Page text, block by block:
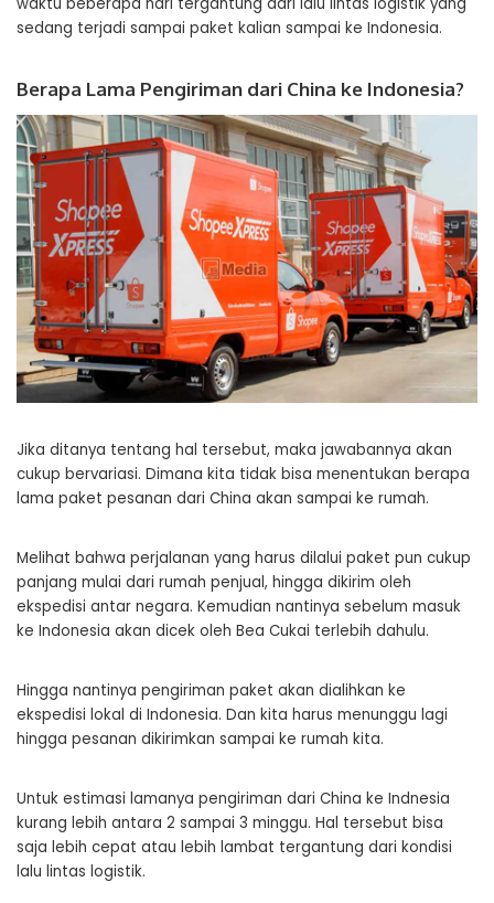
waktu beberapa hari tergantung dari lalu lintas logistik yang
sedang terjadi sampai paket kalian sampai ke Indonesia.
Berapa Lama Pengiriman dari China ke Indonesia?
Jika ditanya tentang hal tersebut, maka jawabannya akan
cukup bervariasi. Dimana kita tidak bisa menentukan berapa
lama paket pesanan dari China akan sampai ke rumah.
Melihat bahwa perjalanan yang harus dilalui paket pun cukup
panjang mulai dari rumah penjual, hingga dikirim oleh
ekspedisi antar negara. Kemudian nantinya sebelum masuk
ke Indonesia akan dicek oleh Bea Cukai terlebih dahulu.
Hingga nantinya pengiriman paket akan dialihkan ke
ekspedisi lokal di Indonesia. Dan kita harus menunggu lagi
hingga pesanan dikirimkan sampai ke rumah kita.
Untuk estimasi lamanya pengiriman dari China ke Indnesia
kurang lebih antara 2 sampai 3 minggu. Hal tersebut bisa
saja lebih cepat atau lebih lambat tergantung dari kondisi
lalu lintas logistik.